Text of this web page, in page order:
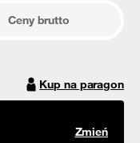
Ceny brutto
Kup na paragon
Zmień